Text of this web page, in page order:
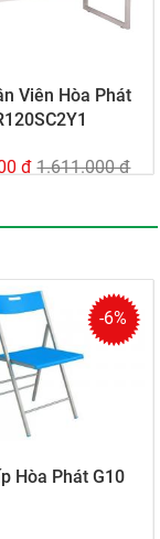
Viên Hòa Phát
đ 1.611.000 đ
-6%
Hòa Phát G10